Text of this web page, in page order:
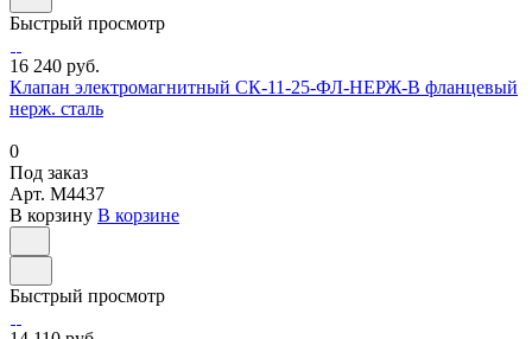
Быстрый просмотр
16 240 руб.
Клапан электромагнитный СК-11-25-ФЛ-НЕРЖ-В фланцевый
нерж. сталь
0
Под заказ
Арт. M4437
В корзину В корзине
Быстрый просмотр